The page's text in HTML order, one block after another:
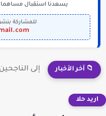
يسعدنا استقبال
للمشاركة
📁 آخر الأخبار
اريد حلا